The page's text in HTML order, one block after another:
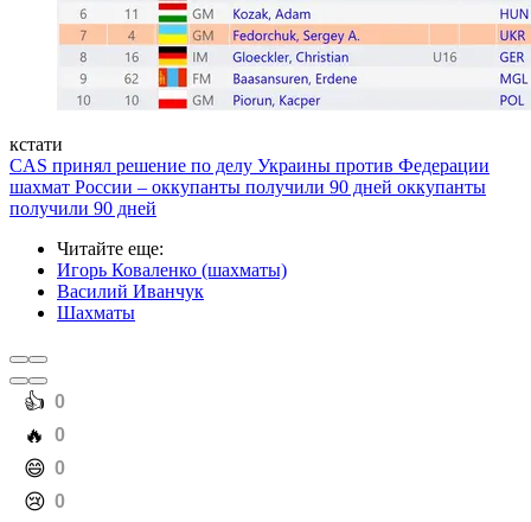
кстати
CAS принял решение по делу Украины против Федерации
шахмат России – оккупанты получили 90 дней оккупанты
получили 90 дней
Читайте еще:
Игорь Коваленко (шахматы)
Василий Иванчук
Шахматы
️👍 0
️🔥 0
️😄 0
️😢 0